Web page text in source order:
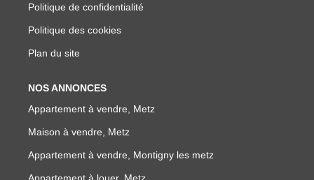
Politique de confidentialité
Politique des cookies
Plan du site
NOS ANNONCES
Appartement à vendre, Metz
Maison à vendre, Metz
Appartement à vendre, Montigny les metz
Appartement à louer, Metz